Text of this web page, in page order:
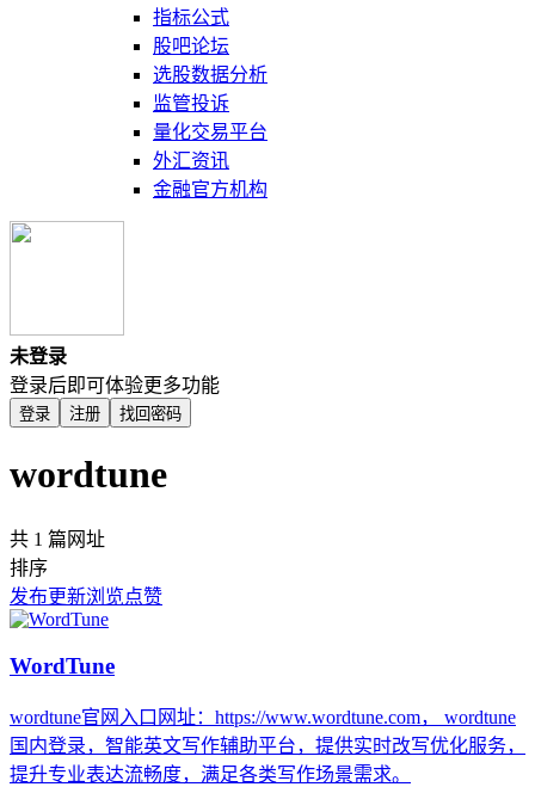
指标公式
股吧论坛
选股数据分析
监管投诉
量化交易平台
外汇资讯
金融官方机构
未登录
登录后即可体验更多功能
登录 注册 找回密码
wordtune
共 1 篇网址
排序
发布更新浏览点赞
WordTune
wordtune官网入口网址：https://www.wordtune.com， wordtune
国内登录，智能英文写作辅助平台，提供实时改写优化服务，
提升专业表达流畅度，满足各类写作场景需求。